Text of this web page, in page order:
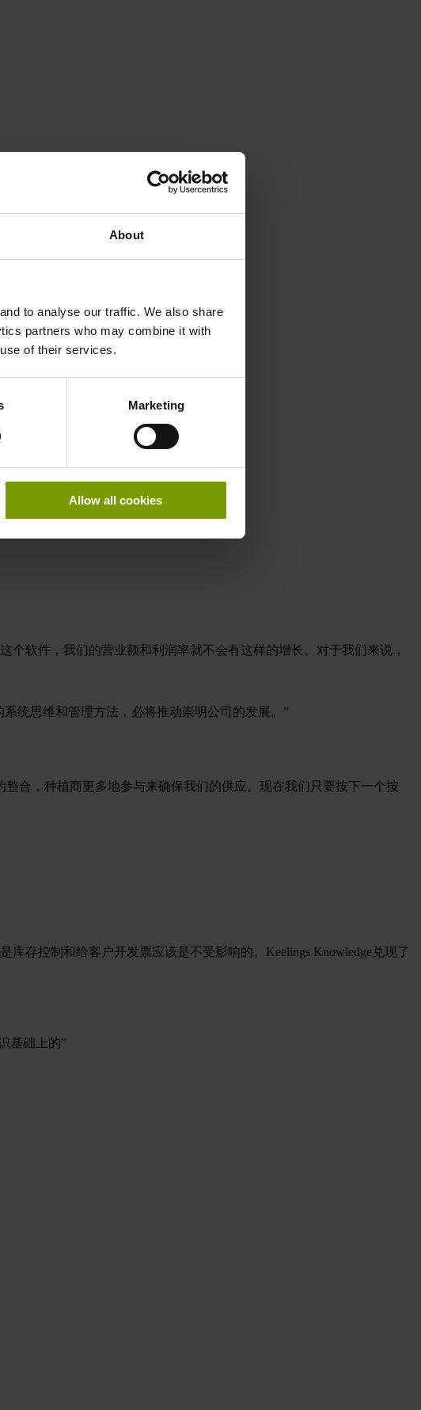
About
to analyse our traffic. We also share
partners who may combine it with
of their services.
Marketing
Allow all cookies
个软件，我们的营业额和利润率就不会有这样的增长。对于我们来说，
统思维和管理方法，必将推动崇明公司的发展。”
合，种植商更多地参与来确保我们的供应。现在我们只要按下一个按
存控制和给客户开发票应该是不受影响的。Keelings Knowledge兑现了
基础上的”